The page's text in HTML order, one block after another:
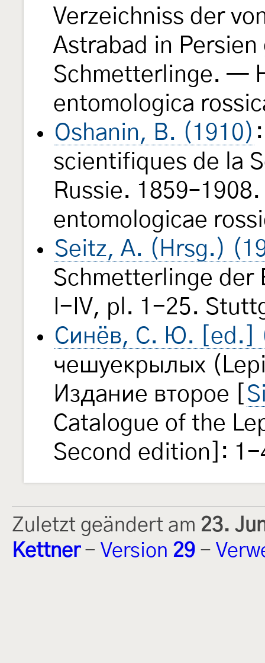
Verzeichniss der
Astrabad in Persien
Schmetterlinge. —
entomologica
Oshanin, B. (1910)
scientifiques de la
Russie.
entomologicae
Seitz, A. (Hrsg.)
Schmetterlinge der
I-IV, pl. 1-25.
Синёв, С. Ю. [ed.]
чешуекрылых
Издание второе [
Catalogue of the
Second edition]: 1-
Zuletzt geändert am 23.
Kettner- Version 29 -